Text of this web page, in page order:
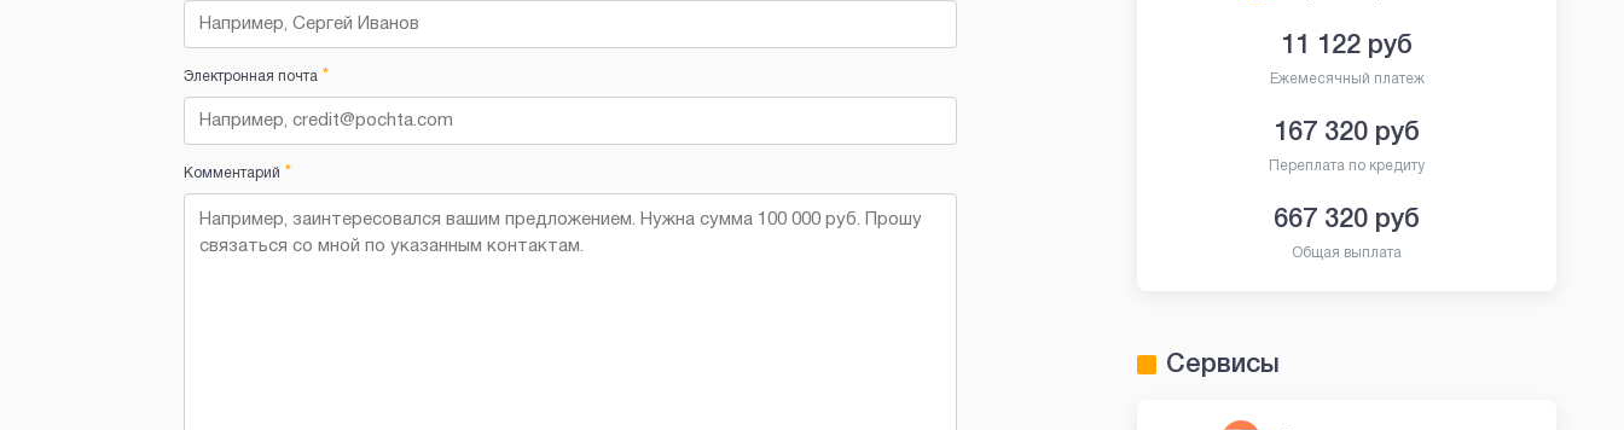
Электронная почта*
Комментарий *
11 122 руб
Ежемесячный платеж
167 320 руб
Переплата по кредиту
667 320 руб
Общая выплата
Сервисы